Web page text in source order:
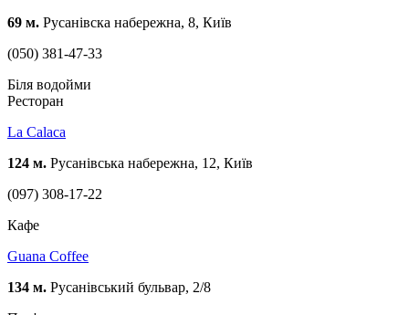
69 м. Русанівска набережна, 8, Київ
(050) 381-47-33
Біля водойми
Ресторан
La Calaca
124 м. Русанівська набережна, 12, Київ
(097) 308-17-22
Кафе
Guana Coffee
134 м. Русанівський бульвар, 2/8